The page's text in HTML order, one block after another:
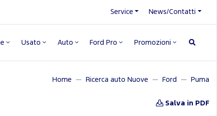
Service News/Contatti
Usato Auto Ford Pro Promozioni
Home Ricerca auto Nuove Ford Puma
Salva in PDF